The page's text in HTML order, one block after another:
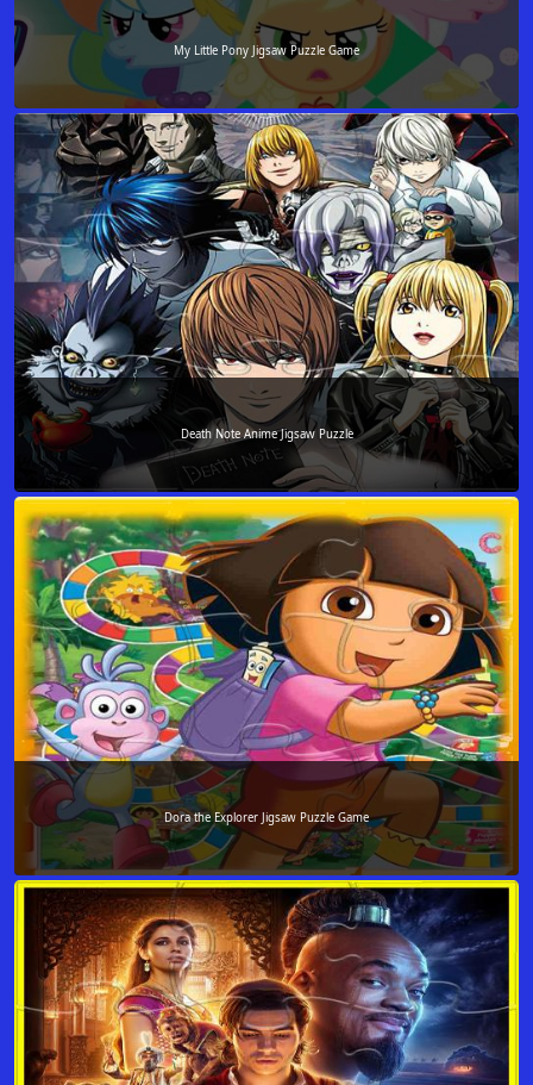
My Little Pony Jigsaw Puzzle Game
Death Note Anime Jigsaw Puzzle
Dora the Explorer Jigsaw Puzzle Game